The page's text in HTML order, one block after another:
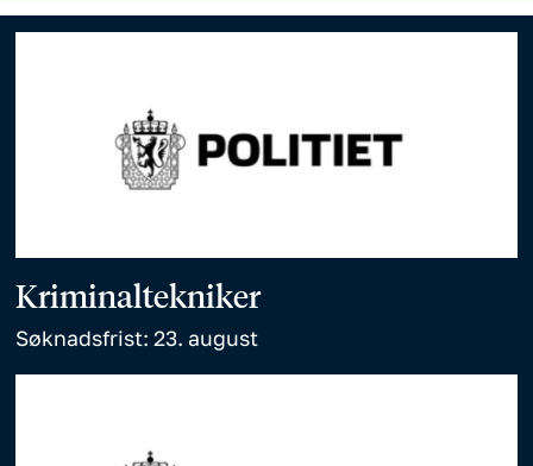
Kriminaltekniker
Søknadsfrist: 23. august